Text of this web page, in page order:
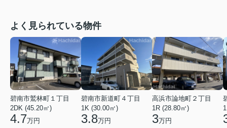
よく見られている物件
碧南市鷲林町１丁目
2DK (45.20㎡)
4.7万円
碧南市新道町４丁目
1K (30.00㎡)
3.8万円
高浜市論地町２丁目
1R (28.80㎡)
3万円